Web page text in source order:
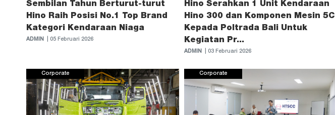
Sembilan Tahun Berturut-turut
Hino Raih Posisi No.1 Top Brand
Kategori Kendaraan Niaga
ADMIN | 05 Februari 2026
Hino Serahkan 1 Unit Kendaraan
Hino 300 dan Komponen Mesin 5C
Kepada Poltrada Bali Untuk
Kegiatan Pr...
ADMIN| 03 Februari 2026
Corporate Corporate